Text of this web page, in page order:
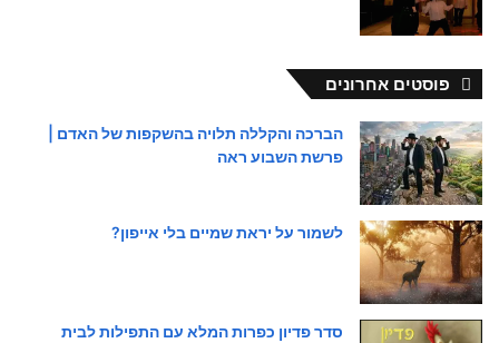
פוסטים אחרונים
הברכה והקללה תלויה בהשקפות של האדם |
פרשת השבוע ראה
לשמור על יראת שמיים בלי אייפון?
סדר פדיון כפרות המלא עם התפילות לבית